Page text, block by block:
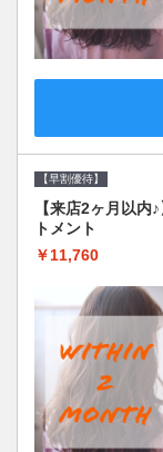
【早割優待】
【来店2ヶ月以
トメント
￥11,760